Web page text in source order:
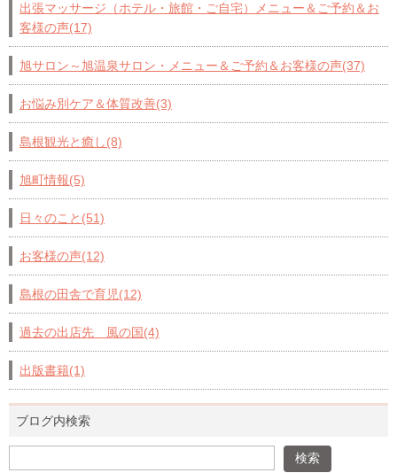
出張マッサージ（ホテル・旅館・ご自宅）メニュー＆ご予約＆お
客様の声(17)
旭サロン～旭温泉サロン・メニュー＆ご予約＆お客様の声(37)
お悩み別ケア＆体質改善(3)
島根観光と癒し(8)
旭町情報(5)
日々のこと(51)
お客様の声(12)
島根の田舎で育児(12)
過去の出店先 風の国(4)
出版書籍(1)
ブログ内検索